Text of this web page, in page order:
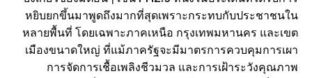
หยิบยกขึ้นมาพูดถึงมากที่สุดเพราะกระทบกับประชาชนใน
หลายพื้นที่ โดยเฉพาะภาคเหนือ กรุงเทพมหานคร และเขต
เมืองขนาดใหญ่ ที่แม้ภาครัฐจะมีมาตรการควบคุมการเผา
การจัดการเชื้อเพลิงชีวมวล และการเฝ้าระวังคุณภาพ